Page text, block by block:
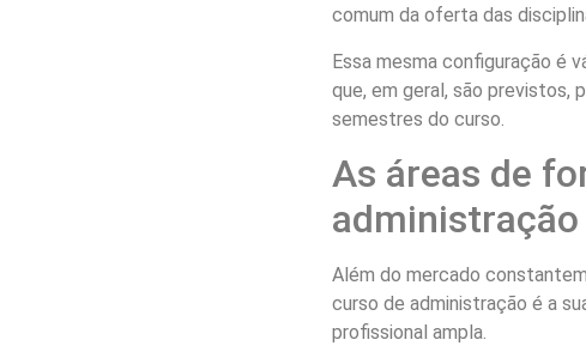
comum da oferta das
Essa mesma configuração é
que, em geral, são previstos,
semestres do curso.
As áreas de
administração
Além do mercado
curso de administração é a
profissional ampla.